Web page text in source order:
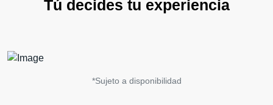
Tú decides tu experiencia
*Sujeto a disponibilidad